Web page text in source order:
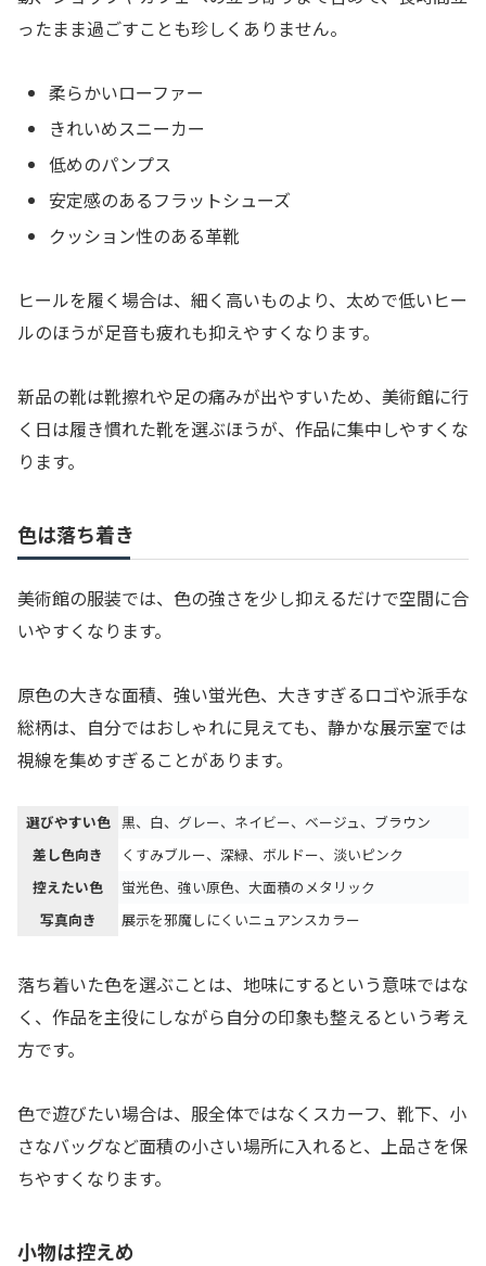
ったまま過ごすことも珍しくありません。
柔らかいローファー
きれいめスニーカー
低めのパンプス
安定感のあるフラットシューズ
クッション性のある革靴
ヒールを履く場合は、細く高いものより、太めで低いヒー
ルのほうが足音も疲れも抑えやすくなります。
新品の靴は靴擦れや足の痛みが出やすいため、美術館に行
く日は履き慣れた靴を選ぶほうが、作品に集中しやすくな
ります。
色は落ち着き
美術館の服装では、色の強さを少し抑えるだけで空間に合
いやすくなります。
原色の大きな面積、強い蛍光色、大きすぎるロゴや派手な
総柄は、自分ではおしゃれに見えても、静かな展示室では
視線を集めすぎることがあります。
選びやすい色 黒、白、グレー、ネイビー、ベージュ、ブラウン
差し色向き
くすみブルー、深緑、ボルドー、淡いピンク
控えたい色
蛍光色、強い原色、大面積のメタリック
写真向き
展示を邪魔しにくいニュアンスカラー
落ち着いた色を選ぶことは、地味にするという意味ではな
く、作品を主役にしながら自分の印象も整えるという考え
方です。
色で遊びたい場合は、服全体ではなくスカーフ、靴下、小
さなバッグなど面積の小さい場所に入れると、上品さを保
ちやすくなります。
小物は控えめ